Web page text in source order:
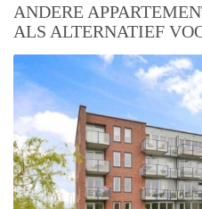
ANDERE
ALS ALTERNATIEF